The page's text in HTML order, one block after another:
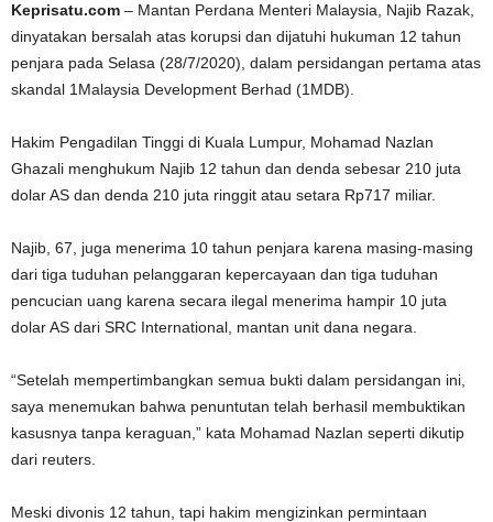
Keprisatu.com – Mantan Perdana Menteri Malaysia, Najib Razak,
dinyatakan bersalah atas korupsi dan dijatuhi hukuman 12 tahun
penjara pada Selasa (28/7/2020), dalam persidangan pertama atas
skandal 1Malaysia Development Berhad (1MDB).
Hakim Pengadilan Tinggi di Kuala Lumpur, Mohamad Nazlan
Ghazali menghukum Najib 12 tahun dan denda sebesar 210 juta
dolar AS dan denda 210 juta ringgit atau setara Rp717 miliar.
Najib, 67, juga menerima 10 tahun penjara karena masing-masing
dari tiga tuduhan pelanggaran kepercayaan dan tiga tuduhan
pencucian uang karena secara ilegal menerima hampir 10 juta
dolar AS dari SRC International, mantan unit dana negara.
“Setelah mempertimbangkan semua bukti dalam persidangan ini,
saya menemukan bahwa penuntutan telah berhasil membuktikan
kasusnya tanpa keraguan,” kata Mohamad Nazlan seperti dikutip
dari reuters.
Meski divonis 12 tahun, tapi hakim mengizinkan permintaan